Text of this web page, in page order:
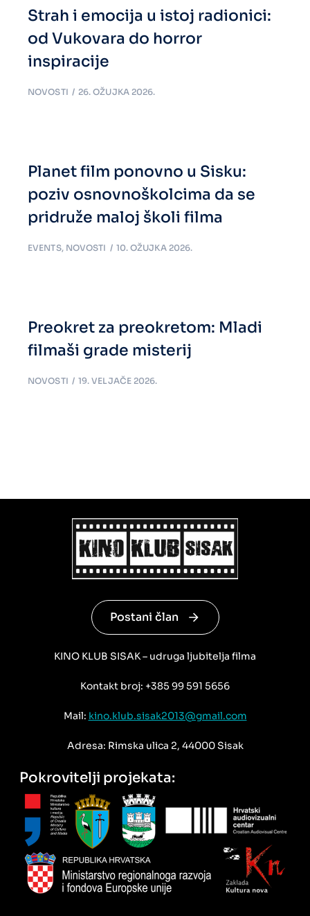
Strah i emocija u istoj radionici:
od Vukovara do horror
inspiracije
NOVOSTI 26. OŽUJKA 2026.
Planet film ponovno u Sisku:
poziv osnovnoškolcima da se
pridruže maloj školi filma
EVENTS, NOVOSTI 10. OŽUJKA 2026.
Preokret za preokretom: Mladi
filmaši grade misterij
NOVOSTI 19. VELJAČE 2026.
Postani član
KINO KLUB SISAK – udruga ljubitelja filma
Kontakt broj: +385 99 591 5656
Mail: kino.klub.sisak2013@gmail.com
Adresa: Rimska ulica 2, 44000 Sisak
Pokrovitelji projekata: